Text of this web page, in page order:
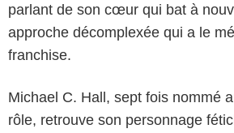
parlant de son cœur qui bat à
approche décomplexée qui a le
franchise.
Michael C. Hall, sept fois nommé
rôle, retrouve son personnage
2025 Zach Dilgard/Showtime Network Inc. All